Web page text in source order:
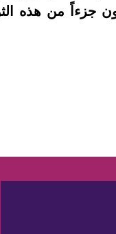
جزءاً من هذه